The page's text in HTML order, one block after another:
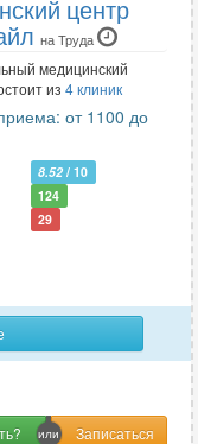
центр
на Труда
медицинский
из 4 клиник
от 1100 до
8.52 / 10
124
29